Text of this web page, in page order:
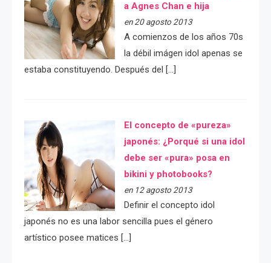
a Agnes Chan e hija
en 20 agosto 2013
A comienzos de los años 70s
la débil imágen idol apenas se
estaba constituyendo. Después del […]
El concepto de «pureza»
japonés: ¿Porqué si una idol
debe ser «pura» posa en
bikini y photobooks?
en 12 agosto 2013
Definir el concepto idol
japonés no es una labor sencilla pues el género
artístico posee matices […]